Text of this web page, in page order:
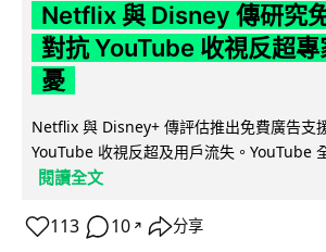
Netflix 與 Disney 傳研究
對抗 YouTube 收視反超
憂
Netflix 與 Disney+ 傳評估推出免費廣告支
YouTube 收視反超及用戶流失。YouTube
閱讀全文
113 10 ↗ 分享